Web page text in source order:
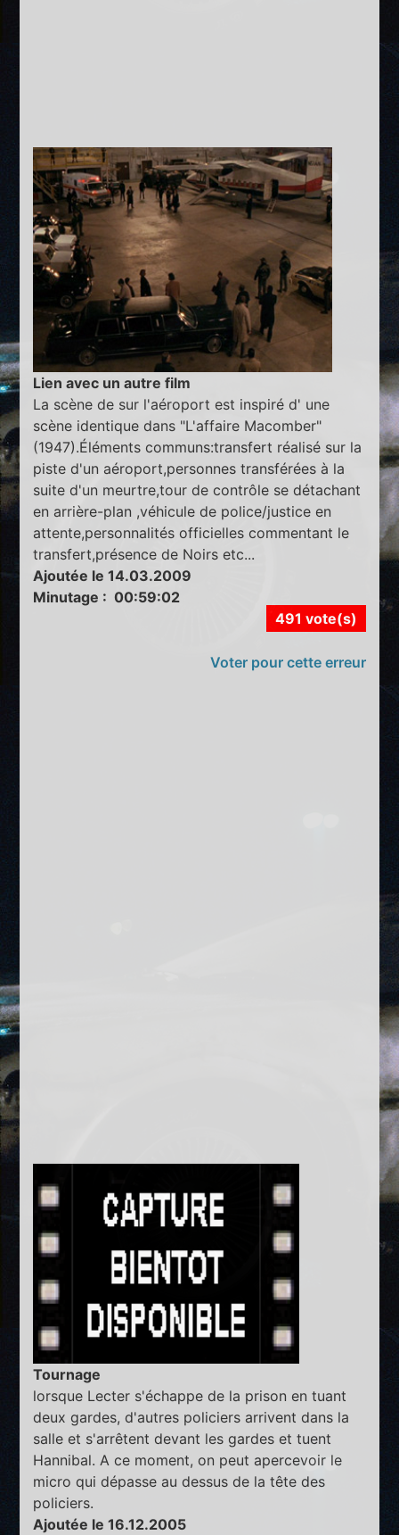
Lien avec un autre film
La scène de sur l'aéroport est inspiré d' une
scène identique dans "L'affaire Macomber"
(1947).Éléments communs:transfert réalisé sur la
piste d'un aéroport,personnes transférées à la
suite d'un meurtre,tour de contrôle se détachant
en arrière-plan ,véhicule de police/justice en
attente,personnalités officielles commentant le
transfert,présence de Noirs etc...
Ajoutée le 14.03.2009
Minutage : 00:59:02
491 vote(s)
Voter pour cette erreur
Tournage
lorsque Lecter s'échappe de la prison en tuant
deux gardes, d'autres policiers arrivent dans la
salle et s'arrêtent devant les gardes et tuent
Hannibal. A ce moment, on peut apercevoir le
micro qui dépasse au dessus de la tête des
policiers.
Ajoutée le 16.12.2005